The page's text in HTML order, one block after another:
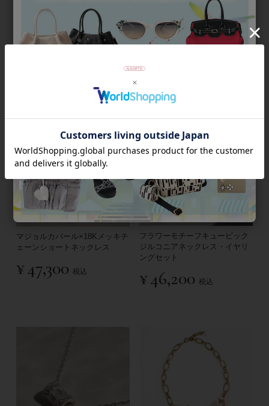
淡水パールロングネックレ
ス/1200373
イタリア製ベネチアンガラスム
ッリーネホワイトネックレス
¥
マジョルカパール×18Kメッキチ
ェーンショートネックレス
¥47,300 税込
フラワーモチーフキュービック
ジルコニアネックレス・イヤリ
ングセット
¥46,200 税込